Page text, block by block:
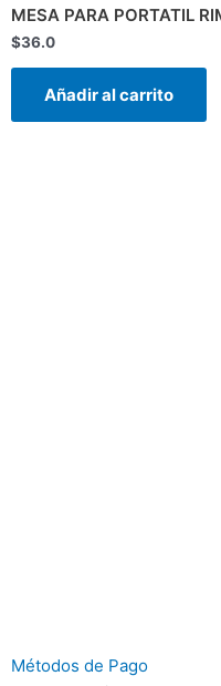
MESA PARA PORTATIL
$36.0
Añadir al carrito
Métodos de Pago